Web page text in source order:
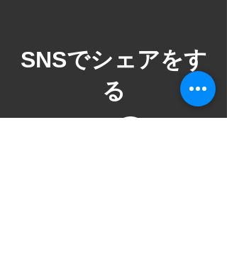
​SNSでシェアをす
る